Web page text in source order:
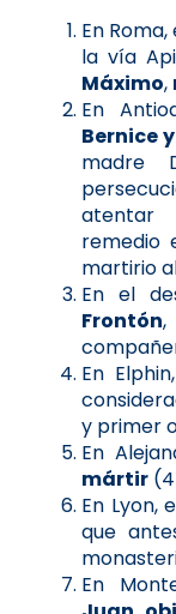
En
la vía
Máximo,
En
Bernice
madre
atentar
remedio
martirio
En el
Frontón,
En
y primer
En
mártir
En Lyon,
que
En